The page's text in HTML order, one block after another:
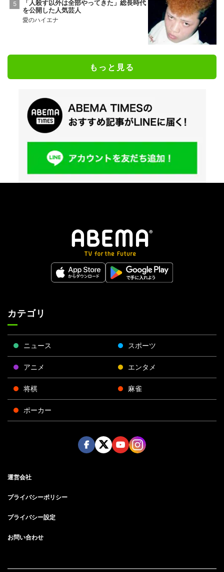
「人殺す以外は全部やってきた」総長時代
を公開した人気芸人
愛のハイエナ
もっと見る
カテゴリ
ニュース スポーツ
アニメ エンタメ
将棋 麻雀
ポーカー
運営会社
プライバシーポリシー
プライバシー設定
お問い合わせ